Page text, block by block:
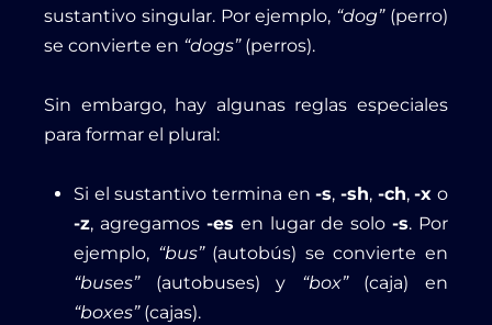
sustantivo singular. Por ejemplo, “dog”(perro)
se convierte en “dogs”(perros).
Sin embargo, hay algunas reglas especiales
para formar el plural:
Si el sustantivo termina en-s,-sh, -ch,-x o
-z, agregamos -es en lugar de solo-s. Por
ejemplo, “bus”(autobús) se convierte en
“buses”(autobuses) y “box”(caja) en
“boxes”(cajas).